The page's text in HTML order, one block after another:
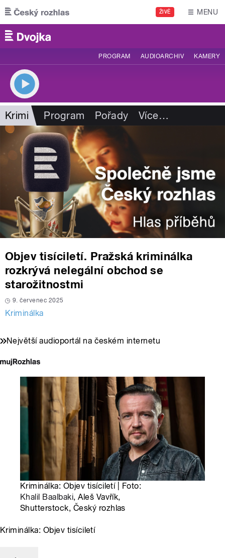
Přejít k hlavnímu obsahu
ŽIVĚ MENU
PROGRAM AUDIOARCHIV KAMERY
Krimi Program Pořady Více…
Objev tisíciletí. Pražská kriminálka
rozkrývá nelegální obchod se
starožitnostmi
9. červenec 2025
Kriminálka
Největší audioportál na českém internetu
Kriminálka: Objev tisíciletí | Foto:
Khalil Baalbaki, Aleš Vavřík,
Shutterstock, Český rozhlas
Kriminálka: Objev tisíciletí